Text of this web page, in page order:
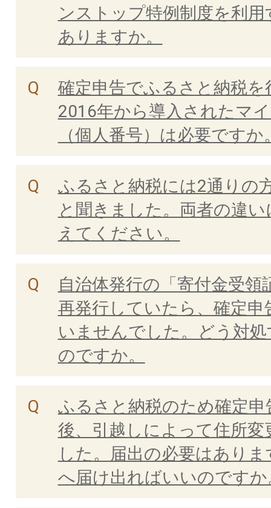
ンストップ特例制度を利
ありますか。
確定申告でふるさと納税を
2016年から導入されたマ
（個人番号）は必要ですか
ふるさと納税には2通りの
と聞きました。両者の違
えてください。
自治体発行の「寄付金受領
再発行していたら、確定申
いませんでした。どう対
のですか。
ふるさと納税のため確定申
後、引越しによって住所変
した。届出の必要はあり
へ届け出ればいいのですか